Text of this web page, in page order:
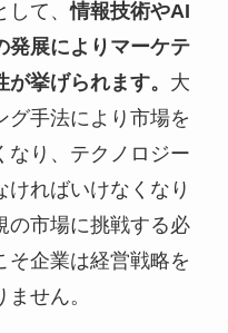
して、情報技術やAI
発展によりマーケテ
挙げられます。 大
グ手法により市場を
なり、テクノロジー
ければいけなくなり
の市場に挑戦する必
そ企業は経営戦略を
せん。